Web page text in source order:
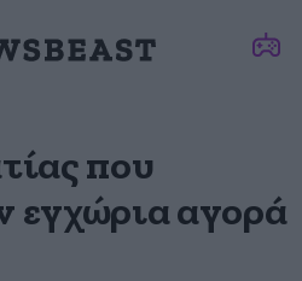
που
εγχώρια αγορά